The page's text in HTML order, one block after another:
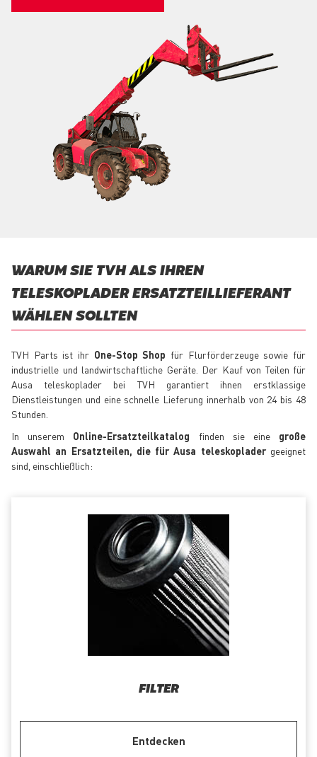
WARUM SIE TVH ALS IHREN
TELESKOPLADER ERSATZTEILLIEFERANT
WÄHLEN SOLLTEN
TVH Parts ist ihr One-Stop Shop für Flurförderzeuge sowie für
industrielle und landwirtschaftliche Geräte. Der Kauf von Teilen für
Ausa teleskoplader bei TVH garantiert ihnen erstklassige
Dienstleistungen und eine schnelle Lieferung innerhalb von 24 bis 48
Stunden.
In unserem Online-Ersatzteilkatalog finden sie eine große
Auswahl an Ersatzteilen, die für Ausa teleskopladergeeignet
sind, einschließlich:
FILTER
Entdecken